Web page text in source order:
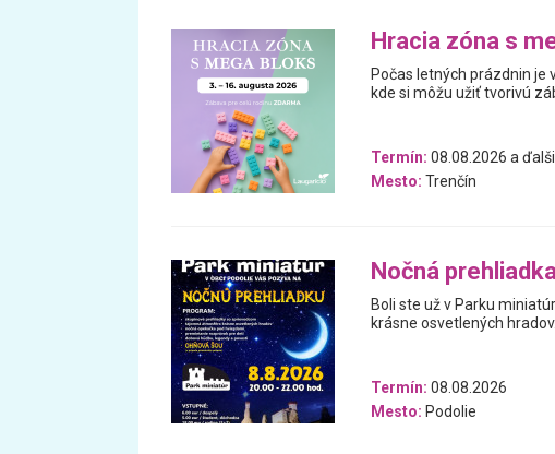
Hracia zóna s
Počas letných prázdnin je
kde si môžu užiť tvorivú
Termín: 08.08.2026 a
Mesto: Trenčín
Nočná
Boli ste už v Parku
krásne osvetlených hradov.
Termín: 08.08.2026
Mesto: Podolie